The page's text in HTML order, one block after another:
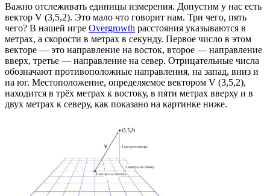
Важно отслеживать единицы измерения. Допустим у нас есть
вектор V (3,5,2). Это мало что говорит нам. Три чего, пять
чего? В нашей игре Overgrowth расстояния указываются в
метрах, а скорости в метрах в секунду. Первое число в этом
векторе — это направление на восток, второе — направление
вверх, третье — направление на север. Отрицательные числа
обозначают противоположные направления, на запад, вниз и
на юг. Местоположение, определяемое вектором V (3,5,2),
находится в трёх метрах к востоку, в пяти метрах вверху и в
двух метрах к северу, как показано на картинке ниже.